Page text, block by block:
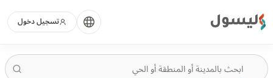
ليسول تسجيل دخول